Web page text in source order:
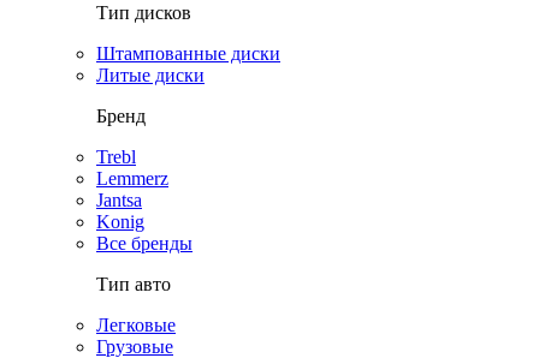
Тип дисков
Штампованные диски
Литые диски
Бренд
Trebl
Lemmerz
Jantsa
Konig
Все бренды
Тип авто
Легковые
Грузовые